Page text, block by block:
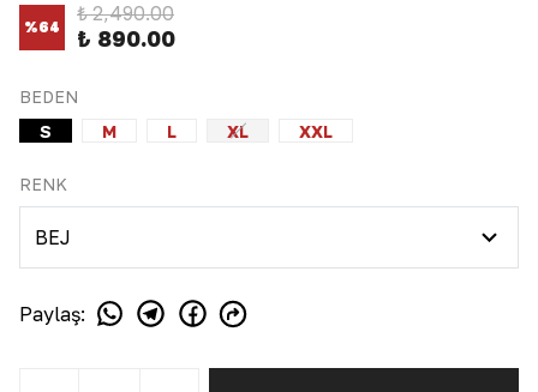
%64
₺ 2,490.00
₺ 890.00
BEDEN
S
M L XL XXL
RENK
Paylaş: